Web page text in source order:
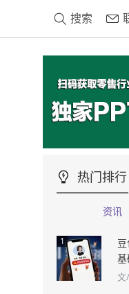
搜索
热门排行
资讯
1
文